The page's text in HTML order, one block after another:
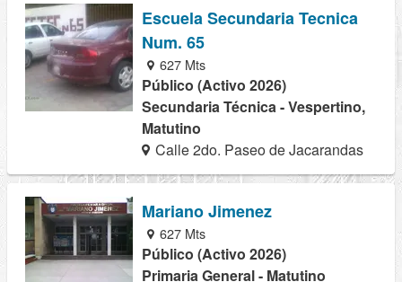
Escuela Secundaria Tecnica
Num. 65
627 Mts
Público (Activo 2026)
Secundaria Técnica - Vespertino,
Matutino
Calle 2do. Paseo de Jacarandas
Mariano Jimenez
627 Mts
Público (Activo 2026)
Primaria General - Matutino